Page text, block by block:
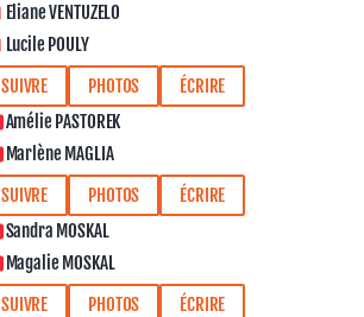
Eliane VENTUZELO
Lucile POULY
SUIVRE
PHOTOS ÉCRIRE
Amélie PASTOREK
Marlène MAGLIA
SUIVRE
PHOTOS ÉCRIRE
Sandra MOSKAL
Magalie MOSKAL
SUIVRE
PHOTOS ÉCRIRE